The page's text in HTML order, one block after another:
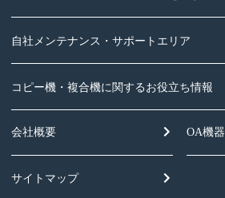
自社メンテナンス・サポートエリア
コピー機・複合機に関するお役立ち情報
会社概要
サイトマップ
OA機器